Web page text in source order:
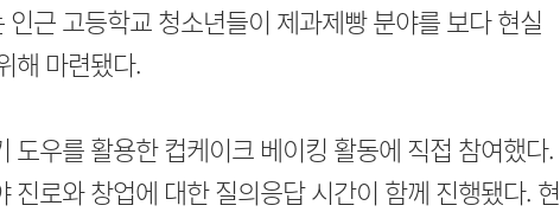
근 고등학교 청소년들이 제과제빵 분야를 보다 현실
해 마련됐다.
도우를 활용한 컵케이크 베이킹 활동에 직접 참여했다.
진로와 창업에 대한 질의응답 시간이 함께 진행됐다. 현